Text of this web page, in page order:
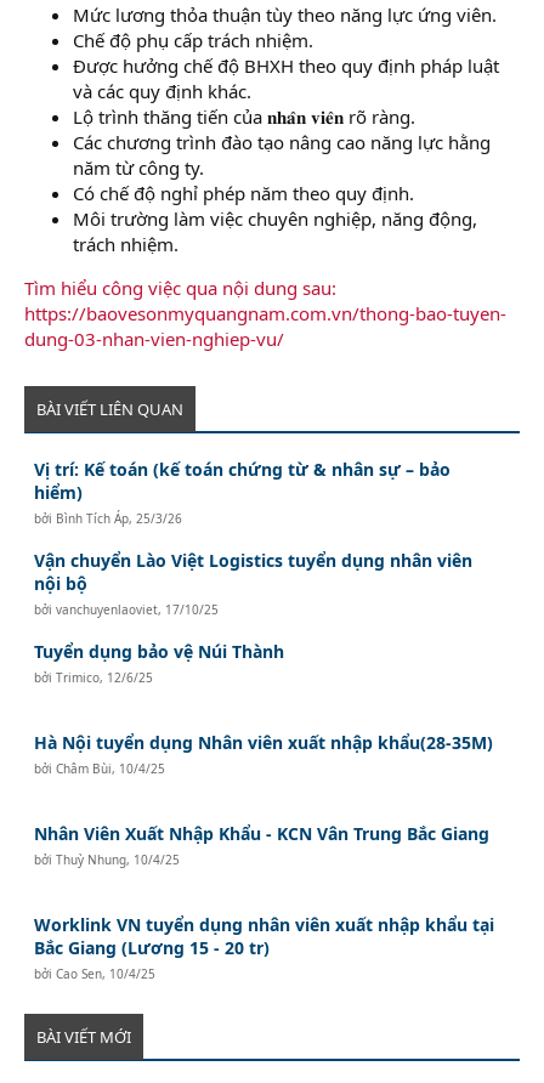
Mức lương thỏa thuận tùy theo năng lực ứng viên.
Chế độ phụ cấp trách nhiệm.
Được hưởng chế độ BHXH theo quy định pháp luật
và các quy định khác.
Lộ trình thăng tiến của 𝐧𝐡𝐚̂𝐧 𝐯𝐢𝐞̂𝐧 rõ ràng.
Các chương trình đào tạo nâng cao năng lực hằng
năm từ công ty.
Có chế độ nghỉ phép năm theo quy định.
Môi trường làm việc chuyên nghiệp, năng động,
trách nhiệm.
Tìm hiểu công việc qua nội dung sau:
https://baovesonmyquangnam.com.vn/thong-bao-tuyen-
dung-03-nhan-vien-nghiep-vu/
BÀI VIẾT LIÊN QUAN
Vị trí: Kế toán (kế toán chứng từ & nhân sự – bảo
hiểm)
bởi Bình Tích Áp, 25/3/26
Vận chuyển Lào Việt Logistics tuyển dụng nhân viên
nội bộ
bởivanchuyenlaoviet, 17/10/25
Tuyển dụng bảo vệ Núi Thành
bởiTrimico, 12/6/25
Hà Nội tuyển dụng Nhân viên xuất nhập khẩu(28-35M)
bởiChâm Bùi, 10/4/25
Nhân Viên Xuất Nhập Khẩu - KCN Vân Trung Bắc Giang
bởiThuỳ Nhung, 10/4/25
Worklink VN tuyển dụng nhân viên xuất nhập khẩu tại
Bắc Giang (Lương 15 - 20 tr)
bởiCao Sen, 10/4/25
BÀI VIẾT MỚI